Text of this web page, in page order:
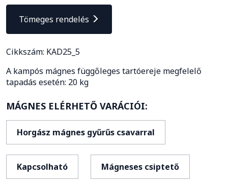
Tömeges rendelés
Cikkszám: KAD25_5
A kampós mágnes függőleges tartóereje megfelelő
tapadás esetén: 20 kg
MÁGNES ELÉRHETŐ VARÁCIÓI:
Horgász mágnes gyűrűs csavarral
Kapcsolható Mágneses csiptető